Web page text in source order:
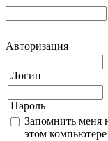
Авторизация
Логин
Пароль
Запомнить меня
этом компьютере